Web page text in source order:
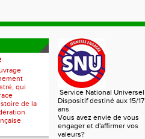
qui
de la
Service National Universel
Dispositif destiné aux 15/17
ans
Vous avez envie de vous
engager et d'affirmer vos
valeurs?